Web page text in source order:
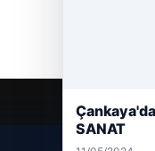
SANAT